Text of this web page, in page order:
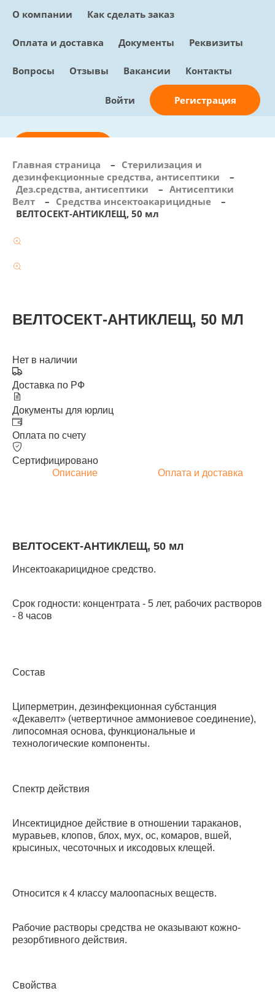
О компании Как сделать заказ
Оплата и доставка Документы Реквизиты
Вопросы Отзывы Вакансии Контакты
Войти Регистрация
info@sunmed.ru
Пн – Пт: с 10:00 - 18:00
+7 (495) 730-90-25
Главная страница – Стерилизация и
дезинфекционные средства, антисептики
–
Дез.средства, антисептики
– Антисептики
Велт
– Средства инсектоакарицидные
–
ВЕЛТОСЕКТ-АНТИКЛЕЩ, 50 мл
ВЕЛТОСЕКТ-АНТИКЛЕЩ, 50 МЛ
Нет в наличии
Доставка по РФ
Документы для юрлиц
Оплата по счету
Сертифицировано
Описание
Оплата и доставка
ВЕЛТОСЕКТ-АНТИКЛЕЩ, 50 мл
Инсектоакарицидное средство.
Срок годности: концентрата - 5 лет, рабочих растворов
- 8 часов
Состав
Циперметрин, дезинфекционная субстанция
«Декавелт» (четвертичное аммониевое соединение),
липосомная основа, функциональные и
технологические компоненты.
Спектр действия
Инсектицидное действие в отношении тараканов,
муравьев, клопов, блох, мух, ос, комаров, вшей,
крысиных, чесоточных и иксодовых клещей.
Относится к 4 классу малоопасных веществ.
Рабочие растворы средства не оказывают кожно-
резорбтивного действия.
Свойства